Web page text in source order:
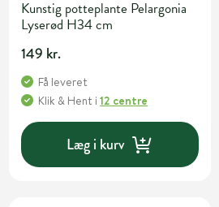
Kunstig potteplante Pelargonia
Lyserød H34 cm
149 kr.
Få leveret
Klik & Hent i12 centre
Læg i kurv